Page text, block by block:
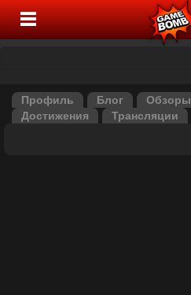
Профиль Блог Обзоры
Достижения
Трансляции